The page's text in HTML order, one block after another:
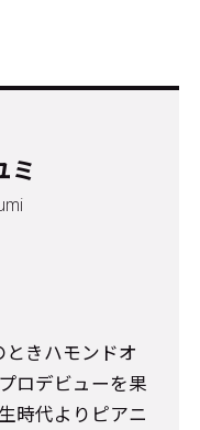
ミ
きハモンドオ
ロデビューを果
時代よりピアニ